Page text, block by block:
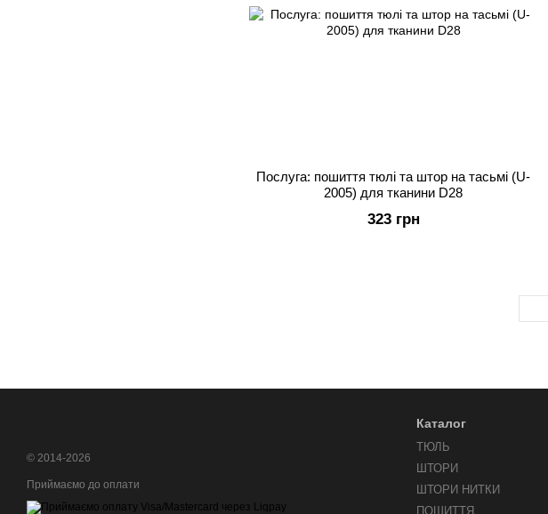
Послуга: пошиття тюлі та штор на тасьмі (U-
2005) для тканини D28
323 грн
© 2014-2026
Приймаємо до оплати
Каталог
ТЮЛЬ
ШТОРИ
ШТОРИ НИТКИ
ПОШИТТЯ